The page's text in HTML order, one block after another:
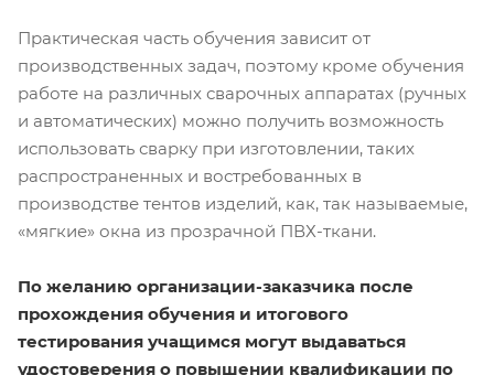
Практическая часть обучения зависит от
производственных задач, поэтому кроме обучения
работе на различных сварочных аппаратах (ручных
и автоматических) можно получить возможность
использовать сварку при изготовлении, таких
распространенных и востребованных в
производстве тентов изделий, как, так называемые,
«мягкие» окна из прозрачной ПВХ-ткани.
По желанию организации-заказчика после
прохождения обучения и итогового
тестирования учащимся могут выдаваться
удостоверения о повышении квалификации по